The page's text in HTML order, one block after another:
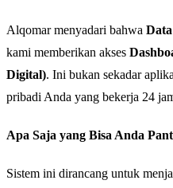
Alqomar menyadari bahwa
kami memberikan akses
Digital). Ini bukan sekadar
pribadi Anda yang bekerja 24
Apa Saja yang Bisa Anda
Sistem ini dirancang untuk